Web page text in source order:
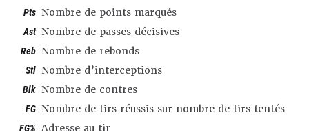
Pts Nombre de points marqués
Ast Nombre de passes décisives
Reb Nombre de rebonds
Stl Nombre d’interceptions
Blk Nombre de contres
FG Nombre de tirs réussis sur nombre de tirs tentés
FG% Adresse au tir